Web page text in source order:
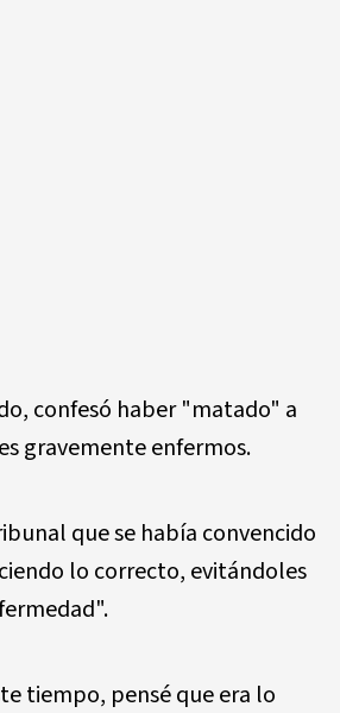
confesó haber "matado" a
gravemente enfermos.
que se había convencido
lo correcto, evitándoles
tiempo, pensé que era lo